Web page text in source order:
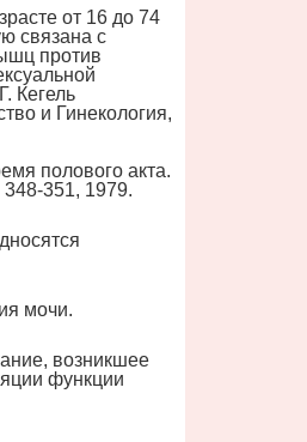
от 16 до 74
связана с
против
Кегель
и Гинекология,
полового акта.
351, 1979.
мочи.
возникшее
функции